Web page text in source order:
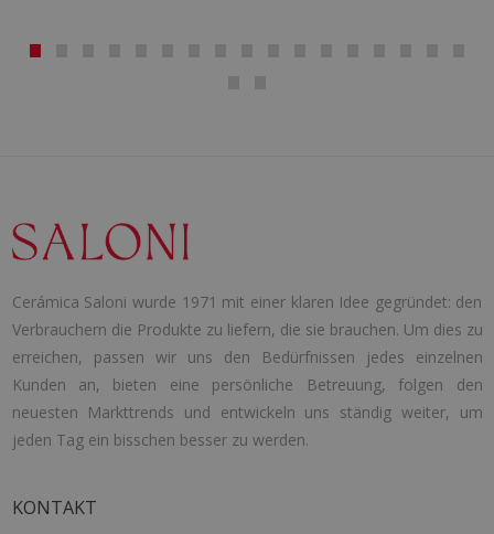
Cerámica Saloni wurde 1971 mit einer klaren Idee gegründet: den
Verbrauchern die Produkte zu liefern, die sie brauchen. Um dies zu
erreichen, passen wir uns den Bedürfnissen jedes einzelnen
Kunden an, bieten eine persönliche Betreuung, folgen den
neuesten Markttrends und entwickeln uns ständig weiter, um
jeden Tag ein bisschen besser zu werden.
KONTAKT